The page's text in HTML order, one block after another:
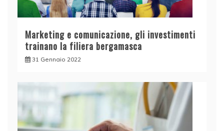
Marketing e comunicazione, gli investimenti
trainano la filiera bergamasca
31 Gennaio 2022